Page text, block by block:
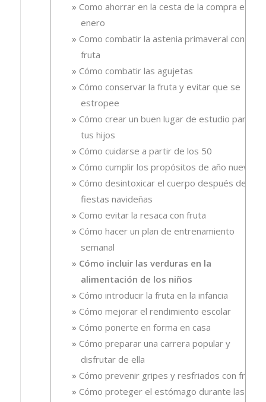
Como ahorrar en la cesta de la compra en
enero
Como combatir la astenia primaveral con
fruta
Cómo combatir las agujetas
Cómo conservar la fruta y evitar que se
estropee
Cómo crear un buen lugar de estudio para
tus hijos
Cómo cuidarse a partir de los 50
Cómo cumplir los propósitos de año nuevo
Cómo desintoxicar el cuerpo después de las
fiestas navideñas
Como evitar la resaca con fruta
Cómo hacer un plan de entrenamiento
semanal
Cómo incluir las verduras en la
alimentación de los niños
Cómo introducir la fruta en la infancia
Cómo mejorar el rendimiento escolar
Cómo ponerte en forma en casa
Cómo preparar una carrera popular y
disfrutar de ella
Cómo prevenir gripes y resfriados con fruta.
Cómo proteger el estómago durante las